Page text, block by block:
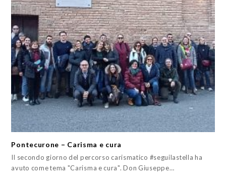
Pontecurone – Carisma e cura
Il secondo giorno del percorso carismatico #seguilastella ha
avuto come tema "Carisma e cura". Don Giuseppe…